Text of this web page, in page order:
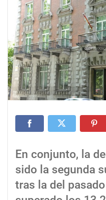
En conjunto, la
sido la segunda
tras la del